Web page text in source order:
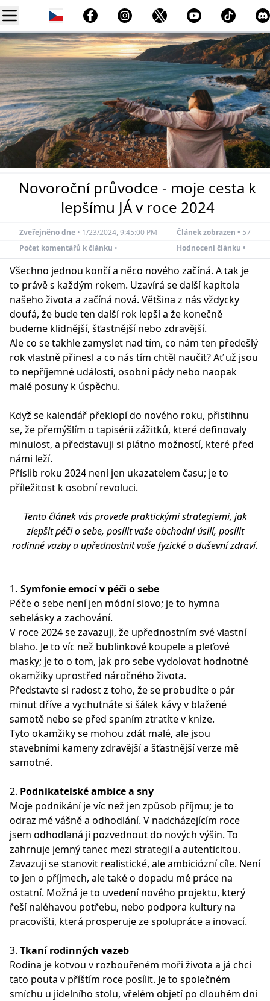
Novoroční průvodce - moje cesta k
lepšímu JÁ v roce 2024
Zveřejněno dne • 1/23/2024, 9:45:00 PM Článek zobrazen • 57
Počet komentářů k článku • Hodnocení článku •
Všechno jednou končí a něco nového začíná. A tak je
to právě s každým rokem. Uzavírá se další kapitola
našeho života a začíná nová. Většina z nás vždycky
doufá, že bude ten další rok lepší a že konečně
budeme klidnější, šťastnější nebo zdravější.
Ale co se takhle zamyslet nad tím, co nám ten předešlý
rok vlastně přinesl a co nás tím chtěl naučit? Ať už jsou
to nepříjemné události, osobní pády nebo naopak
malé posuny k úspěchu.
Když se kalendář překlopí do nového roku, přistihnu
se, že přemýšlím o tapisérii zážitků, které definovaly
minulost, a představuji si plátno možností, které před
námi leží.
Příslib roku 2024 není jen ukazatelem času; je to
příležitost k osobní revoluci.
Tento článek vás provede praktickými strategiemi, jak
zlepšit péči o sebe, posílit vaše obchodní úsilí, posílit
rodinné vazby a upřednostnit vaše fyzické a duševní zdraví.
1. Symfonie emocí v péči o sebe
Péče o sebe není jen módní slovo; je to hymna
sebelásky a zachování.
V roce 2024 se zavazuji, že upřednostním své vlastní
blaho. Je to víc než bublinkové koupele a pleťové
masky; je to o tom, jak pro sebe vydolovat hodnotné
okamžiky uprostřed náročného života.
Představte si radost z toho, že se probudíte o pár
minut dříve a vychutnáte si šálek kávy v blažené
samotě nebo se před spaním ztratíte v knize.
Tyto okamžiky se mohou zdát malé, ale jsou
stavebními kameny zdravější a šťastnější verze mě
samotné.
2. Podnikatelské ambice a sny
Moje podnikání je víc než jen způsob příjmu; je to
odraz mé vášně a odhodlání. V nadcházejícím roce
jsem odhodlaná ji pozvednout do nových výšin. To
zahrnuje jemný tanec mezi strategií a autenticitou.
Zavazuji se stanovit realistické, ale ambiciózní cíle. Není
to jen o příjmech, ale také o dopadu mé práce na
ostatní. Možná je to uvedení nového projektu, který
řeší naléhavou potřebu, nebo podpora kultury na
pracovišti, která prosperuje ze spolupráce a inovací.
3. Tkaní rodinných vazeb
Rodina je kotvou v rozbouřeném moři života a já chci
tato pouta v příštím roce posílit. Je to společném
smíchu u jídelního stolu, vřelém objetí po dlouhém dni